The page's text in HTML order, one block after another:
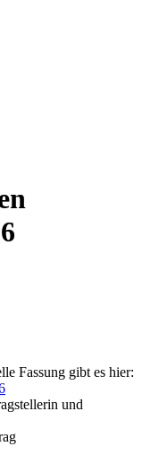
Fassung gibt es hier:
und